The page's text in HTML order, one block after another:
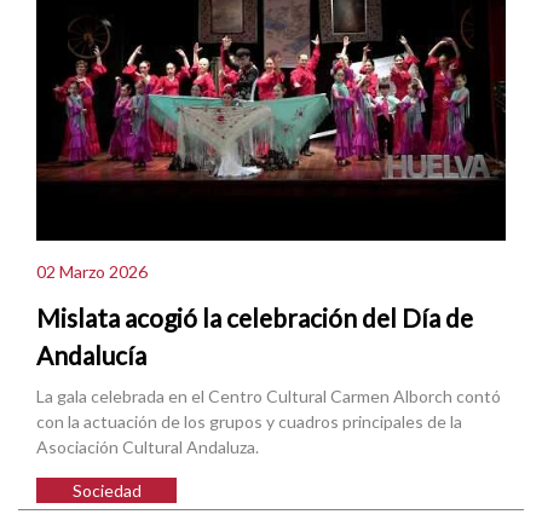
02 Marzo 2026
Mislata acogió la celebración del Día de
Andalucía
La gala celebrada en el Centro Cultural Carmen Alborch contó
con la actuación de los grupos y cuadros principales de la
Asociación Cultural Andaluza.
Sociedad